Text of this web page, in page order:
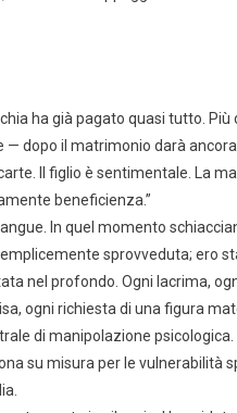
ha già pagato quasi tutto. Più
— dopo il matrimonio darà ancora
Il figlio è sentimentale. La
beneficienza.”
In quel momento
sprovveduta; ero
nel profondo. Ogni lacrima,
ogni richiesta di una figura
di manipolazione psicologica.
su misura per le vulnerabilità